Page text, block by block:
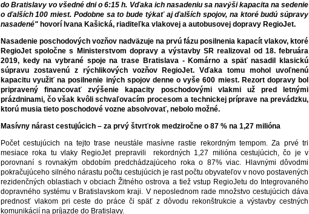
do Bratislavy vo všedné dni o 6:15 h. Vďaka ich nasadeniu sa navýši kapacita na sedenie
o ďalších 100 miest. Podobne sa to bude týkať aj ďalších spojov, na ktoré budú súpravy
nasadené" hovorí Ivana Kašická, riaditeľka vlakovej a autobusovej dopravy RegioJet.
Nasadenie poschodových vozňov nadväzuje na prvú fázu posilnenia kapacít vlakov, ktoré
RegioJet spoločne s Ministerstvom dopravy a výstavby SR realizoval od 18. februára
2019, kedy na vybrané spoje na trase Bratislava - Komárno a späť nasadil klasickú
súpravu zostavenú z rýchlikových vozňov RegioJet. Vďaka tomu mohol uvoľnenú
kapacitu využiť na posilnenie iných spojov denne o vyše 600 miest. Rezort dopravy bol
pripravený financovať zvýšenie kapacity poschodovými vlakmi už pred letnými
prázdninami, čo však kvôli schvaľovacím procesom a technickej príprave na prevádzku,
ktorú musia tieto poschodové vozne absolvovať, nebolo možné.
Masívny nárast cestujúcich – za prvý štvrťrok medziročne o 87 % na 1,27 milióna
Počet cestujúcich na tejto trase neustále masívne rastie rekordným tempom. Za prvé tri
mesiace roka tu vlaky RegioJet prepravili rekordných 1,27 milióna cestujúcich, čo je v
porovnaní s rovnakým obdobím predchádzajúceho roka o 87% viac. Hlavnými dôvodmi
pokračujúceho silného nárastu počtu cestujúcich je rast počtu obyvateľov v novo postavených
rezidenčných oblastiach v obciach Žitného ostrova a tiež vstup RegioJetu do Integrovaného
dopravného systému v Bratislavskom kraji. V neposlednom rade množstvo cestujúcich dáva
prednosť vlakom pri ceste do práce či späť z dôvodu rekonštrukcie a výstavby cestných
komunikácií na príjazde do Bratislavy.